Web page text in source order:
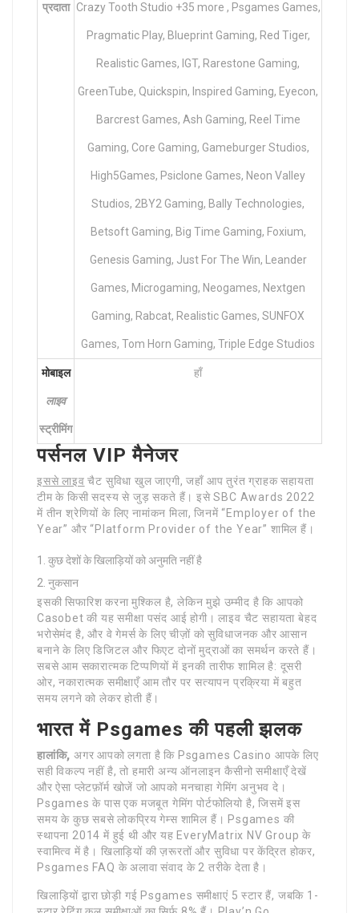
प्रदाता Crazy Tooth Studio +35 more , Psgames Games,
Pragmatic Play, Blueprint Gaming, Red Tiger,
Realistic Games, IGT, Rarestone Gaming,
GreenTube, Quickspin, Inspired Gaming, Eyecon,
Barcrest Games, Ash Gaming, Reel Time
Gaming, Core Gaming, Gameburger Studios,
High5Games, Psiclone Games, Neon Valley
Studios, 2BY2 Gaming, Bally Technologies,
Betsoft Gaming, Big Time Gaming, Foxium,
Genesis Gaming, Just For The Win, Leander
Games, Microgaming, Neogames, Nextgen
Gaming, Rabcat, Realistic Games, SUNFOX
Games, Tom Horn Gaming, Triple Edge Studios
मोबाइल
लाइव
स्ट्रीमिंग
हाँ
पर्सनल VIP मैनेजर
इससे लाइव चैट सुविधा खुल जाएगी, जहाँ आप तुरंत ग्राहक सहायता
टीम के किसी सदस्य से जुड़ सकते हैं। इसे SBC Awards 2022
में तीन श्रेणियों के लिए नामांकन मिला, जिनमें “Employer of the
Year” और “Platform Provider of the Year” शामिल हैं।
कुछ देशों के खिलाड़ियों को अनुमति नहीं है
नुकसान
इसकी सिफारिश करना मुश्किल है, लेकिन मुझे उम्मीद है कि आपको
Casobet की यह समीक्षा पसंद आई होगी। लाइव चैट सहायता बेहद
भरोसेमंद है, और वे गेमर्स के लिए चीज़ों को सुविधाजनक और आसान
बनाने के लिए डिजिटल और फिएट दोनों मुद्राओं का समर्थन करते हैं।
सबसे आम सकारात्मक टिप्पणियों में इनकी तारीफ शामिल है: दूसरी
ओर, नकारात्मक समीक्षाएँ आम तौर पर सत्यापन प्रक्रिया में बहुत
समय लगने को लेकर होती हैं।
भारत में Psgames की पहली झलक
हालांकि, अगर आपको लगता है कि Psgames Casino आपके लिए
सही विकल्प नहीं है, तो हमारी अन्य ऑनलाइन कैसीनो समीक्षाएँ देखें
और ऐसा प्लेटफ़ॉर्म खोजें जो आपको मनचाहा गेमिंग अनुभव दे।
Psgames के पास एक मजबूत गेमिंग पोर्टफोलियो है, जिसमें इस
समय के कुछ सबसे लोकप्रिय गेम्स शामिल हैं। Psgames की
स्थापना 2014 में हुई थी और यह EveryMatrix NV Group के
स्वामित्व में है। खिलाड़ियों की ज़रूरतों और सुविधा पर केंद्रित होकर,
Psgames FAQ के अलावा संवाद के 2 तरीके देता है।
खिलाड़ियों द्वारा छोड़ी गई Psgames समीक्षाएं 5 स्टार हैं, जबकि 1-